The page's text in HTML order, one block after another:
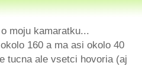
moju kamaratku...
160 a ma asi okolo 40
tucna ale vsetci hovoria (aj